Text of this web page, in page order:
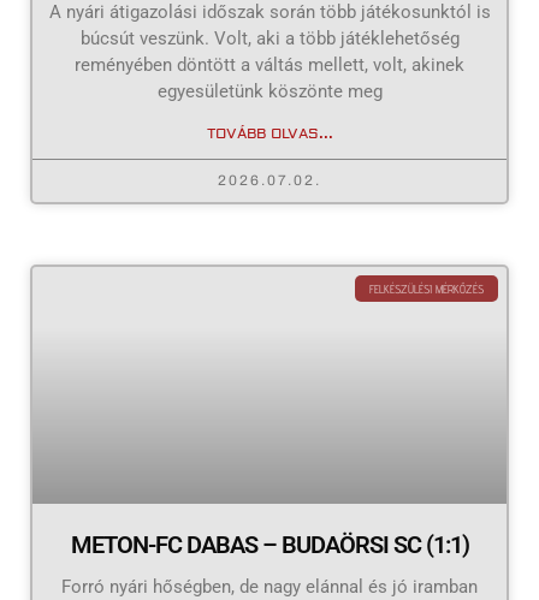
A nyári átigazolási időszak során több játékosunktól is
búcsút veszünk. Volt, aki a több játéklehetőség
reményében döntött a váltás mellett, volt, akinek
egyesületünk köszönte meg
TOVÁBB OLVAS...
2026.07.02.
FELKÉSZÜLÉSI MÉRKŐZÉS
METON-FC DABAS – BUDAÖRSI SC (1:1)
Forró nyári hőségben, de nagy elánnal és jó iramban